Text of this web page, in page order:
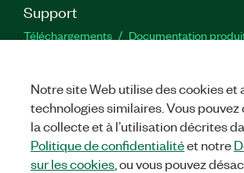
Support
Téléchargements Documentation
Notre site Web utilise des cookies et
technologies similaires. Vous pouvez
la collecte et à l’utilisation décrites
Politique de confidentialitéet notre
sur les cookies, ou vous pouvez